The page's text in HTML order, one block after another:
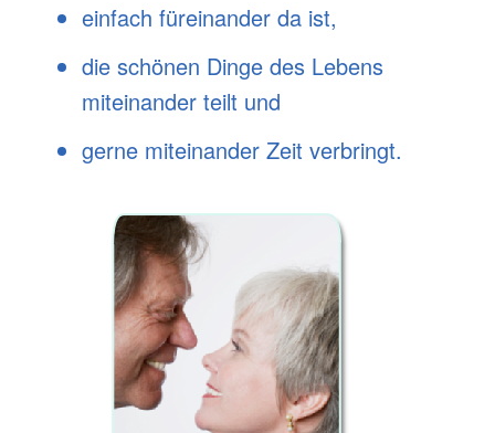
einfach füreinander da ist,
die schönen Dinge des Lebens
miteinander teilt und
gerne miteinander Zeit verbringt.